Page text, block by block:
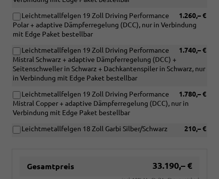
1.260,– €
Leichtmetallfelgen 19 Zoll Driving Performance
Polar + adaptive Dämpferregelung (DCC), nur in Verbindung
mit Edge Paket bestellbar
1.740,– €
Leichtmetallfelgen 19 Zoll Driving Performance
Mistral Schwarz + adaptive Dämpferregelung (DCC) +
Seitenschweller in Schwarz + Dachkantenspiler in Schwarz, nur
in Verbindung mit Edge Paket bestellbar
1.780,– €
Leichtmetallfelgen 19 Zoll Driving Performance
Mistral Copper + adaptive Dämpferregelung (DCC), nur in
Verbindung mit Edge Paket bestellbar
210,– €
Leichtmetallfelgen 18 Zoll Garbi Silber/Schwarz
Gesamtpreis 33.190,– €